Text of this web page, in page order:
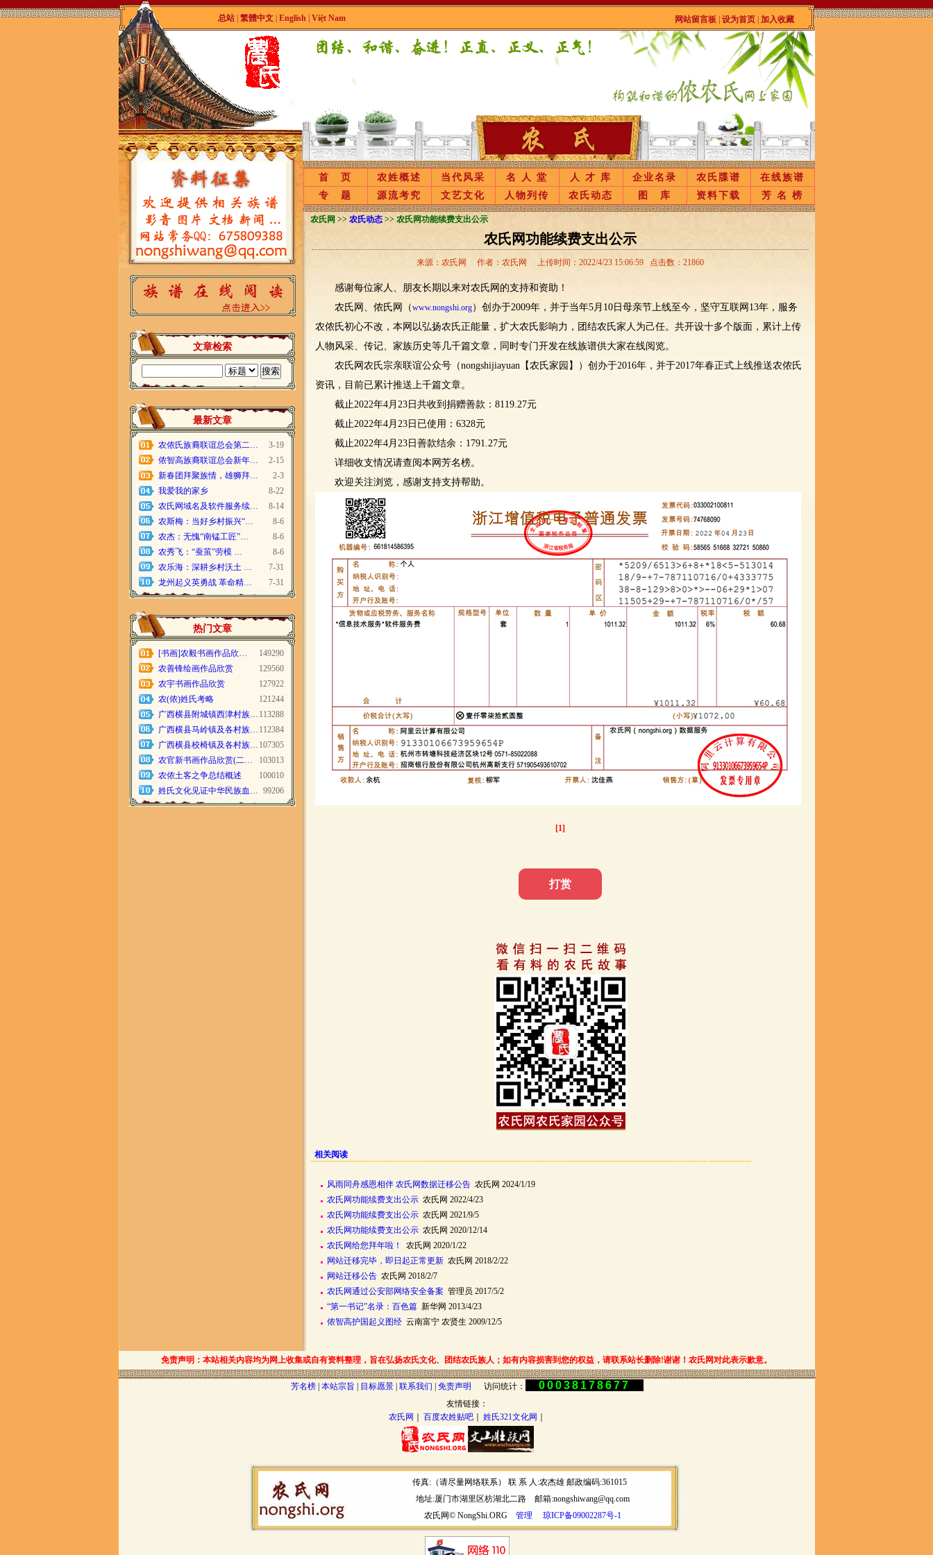
总站| 繁體中文| English Việt Nam 网站留言板| 设为首页| 加入收藏
首 页 农姓概述 当代风采 名 人 堂 人 才 库 企业名录 农氏牒谱
在线族谱
专 题
源流考究 文艺文化 人物列传 农氏动态 图 库 资料下载 芳 名 榜
文章检索
最新文章
农侬氏族裔联谊总会第二…
3-19
侬智高族裔联谊总会新年…
2-15
新春团拜聚族情，雄狮拜…
2-3
我爱我的家乡
8-22
农氏网域名及软件服务续…
8-14
农斯梅：当好乡村振兴“…
8-6
农杰：无愧“南锰工匠”…
8-6
农秀飞：“蚕茧”劳模 …
8-6
农乐海：深耕乡村沃土 …
7-31
龙州起义英勇战 革命精…
7-31
热门文章
[书画]农毅书画作品欣…
149290
农善锋绘画作品欣赏
129560
农宇书画作品欣赏
127922
农(侬)姓氏考略
121244
广西横县附城镇西津村族… 113288
广西横县马岭镇及各村族… 112384
广西横县校椅镇及各村族… 107305
农官新书画作品欣赏(二…
103013
农侬土客之争总结概述
100010
姓氏文化见证中华民族血… 99206
农氏网 >> 农氏动态 >> 农氏网功能续费支出公示
农氏网功能续费支出公示
来源：农氏网 作者：农氏网 上传时间：2022/4/23 15:06:59 点击数：21860
感谢每位家人、朋友长期以来对农氏网的支持和资助！
农氏网、侬氏网（www.nongshi.org）创办于2009年，并于当年5月10日母亲节上线至今，坚守互联网13年，服务
农侬氏初心不改，本网以弘扬农氏正能量，扩大农氏影响力，团结农氏家人为己任。共开设十多个版面，累计上传
人物风采、传记、家族历史等几千篇文章，同时专门开发在线族谱供大家在线阅览。
农氏网农氏宗亲联谊公众号（nongshijiayuan【农氏家园】）创办于2016年，并于2017年春正式上线推送农侬氏
资讯，目前已累计推送上千篇文章。
截止2022年4月23日共收到捐赠善款：8119.27元
截止2022年4月23日已使用：6328元
截止2022年4月23日善款结余：1791.27元
详细收支情况请查阅本网芳名榜。
欢迎关注浏览，感谢支持支持帮助。
[1]
打赏
相关阅读
风雨同舟感恩相伴 农氏网数据迁移公告 农氏网 2024/1/19
农氏网功能续费支出公示 农氏网 2022/4/23
农氏网功能续费支出公示 农氏网 2021/9/5
农氏网功能续费支出公示 农氏网 2020/12/14
农氏网给您拜年啦！
农氏网 2020/1/22
网站迁移完毕，即日起正常更新 农氏网 2018/2/22
网站迁移公告 农氏网 2018/2/7
农氏网通过公安部网络安全备案 管理员 2017/5/2
“第一书记”名录：百色篇 新华网 2013/4/23
侬智高护国起义图经 云南富宁 农贤生 2009/12/5
免责声明：本站相关内容均为网上收集或自有资料整理，旨在弘扬农氏文化、团结农氏族人；如有内容损害到您的权益，请联系站长删除!谢谢！农氏网对此表示歉意。
芳名榜| 本站宗旨 目标愿景| 联系我们 免责声明 访问统计： 00038178677
友情链接：
农氏网
百度农姓贴吧｜ 姓氏321文化网
传真:（请尽量网络联系） 联 系 人:农杰雄 邮政编码:361015
地址:厦门市湖里区枋湖北二路 邮箱:nongshiwang@qq.com
农氏网© NongShi.ORG 管理 琼ICP备09002287号-1